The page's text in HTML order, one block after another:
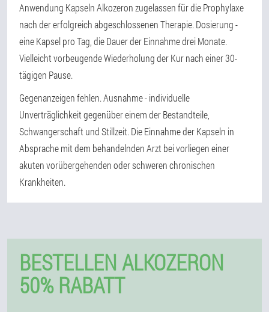
Anwendung Kapseln Alkozeron zugelassen für die Prophylaxe
nach der erfolgreich abgeschlossenen Therapie. Dosierung -
eine Kapsel pro Tag, die Dauer der Einnahme drei Monate.
Vielleicht vorbeugende Wiederholung der Kur nach einer 30-
tägigen Pause.
Gegenanzeigen fehlen. Ausnahme - individuelle
Unverträglichkeit gegenüber einem der Bestandteile,
Schwangerschaft und Stillzeit. Die Einnahme der Kapseln in
Absprache mit dem behandelnden Arzt bei vorliegen einer
akuten vorübergehenden oder schweren chronischen
Krankheiten.
BESTELLEN ALKOZERON
50% RABATT